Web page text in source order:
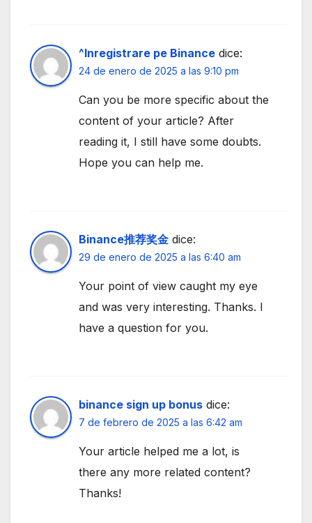
^Inregistrare pe Binance dice:
24 de enero de 2025 a las 9:10 pm
Can you be more specific about the
content of your article? After
reading it, I still have some doubts.
Hope you can help me.
Binance推荐奖金 dice:
29 de enero de 2025 a las 6:40 am
Your point of view caught my eye
and was very interesting. Thanks. I
have a question for you.
binance sign up bonus dice:
7 de febrero de 2025 a las 6:42 am
Your article helped me a lot, is
there any more related content?
Thanks!